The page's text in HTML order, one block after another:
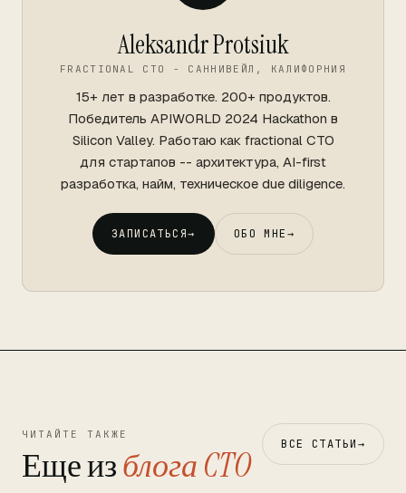
Aleksandr Protsiuk
FRACTIONAL CTO - САННИВЕЙЛ, КАЛИФОРНИЯ
15+ лет в разработке. 200+ продуктов.
Победитель APIWORLD 2024 Hackathon в
Silicon Valley. Работаю как fractional CTO
для стартапов -- архитектура, AI-first
разработка, найм, техническое due diligence.
ЗАПИСАТЬСЯ→ ОБО МНЕ→
ЧИТАЙТЕ ТАКЖЕ
Еще изблога CTO ВСЕ СТАТЬИ→